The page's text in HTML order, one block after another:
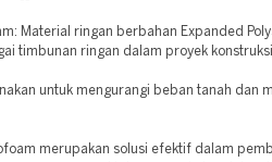
Material ringan berbahan Expanded
timbunan ringan dalam proyek
untuk mengurangi beban tanah dan
merupakan solusi efektif dalam